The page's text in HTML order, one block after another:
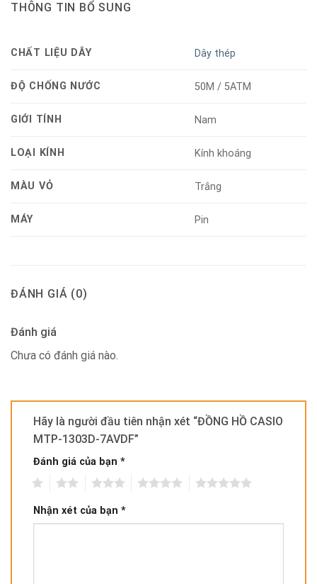
THÔNG TIN BỔ SUNG
CHẤT LIỆU DÂY Dây thép
ĐỘ CHỐNG NƯỚC 50M / 5ATM
GIỚI TÍNH Nam
LOẠI KÍNH Kính khoáng
MÀU VỎ Trắng
MÁY Pin
ĐÁNH GIÁ (0)
Đánh giá
Chưa có đánh giá nào.
Hãy là người đầu tiên nhận xét “ĐỒNG HỒ CASIO
MTP-1303D-7AVDF”
Đánh giá của bạn *
Nhận xét của bạn *